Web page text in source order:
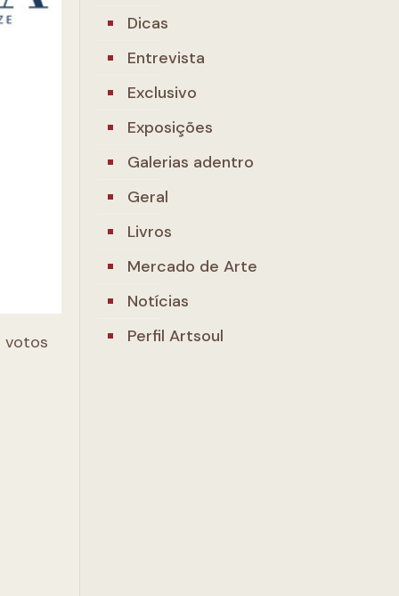
votos
Dicas
Entrevista
Exclusivo
Exposições
Galerias adentro
Geral
Livros
Mercado de Arte
Notícias
Perfil Artsoul